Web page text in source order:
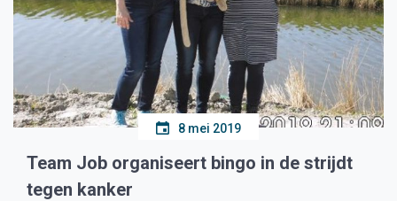
8 mei 2019
Team Job organiseert bingo in de strijdt
tegen kanker